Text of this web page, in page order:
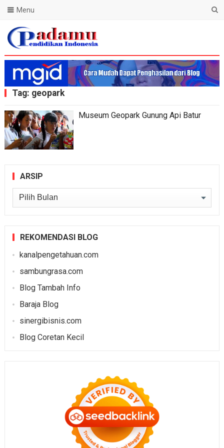
Blog Padamu
Menu
Tag: geopark
Museum Geopark Gunung Api Batur
ARSIP
Arsip
REKOMENDASI BLOG
kanalpengetahuan.com
sambungrasa.com
Blog Tambah Info
Baraja Blog
sinergibisnis.com
Blog Coretan Kecil